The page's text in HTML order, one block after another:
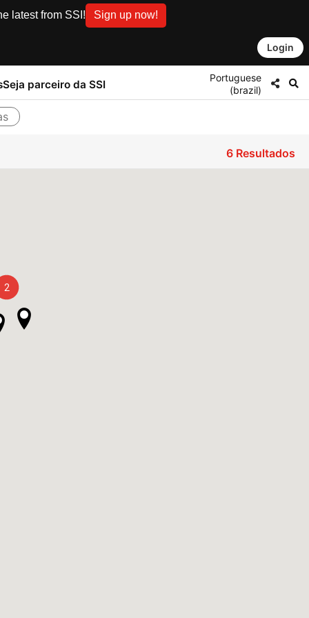
latest from SSI! Sign up now!
Login
Seja parceiro da SSI
Portuguese
(brazil)
2
6Resultados